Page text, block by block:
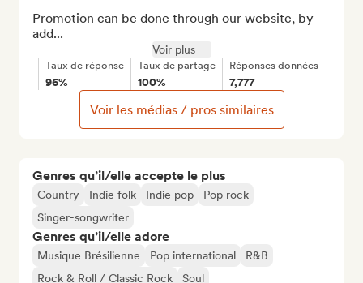
Genres qu’il/elle accepte le plus
Country Indie folk Indie pop
Pop rock
Singer-songwriter
Genres qu’il/elle adore
Musique Brésilienne Pop international
R&B
Rock & Roll / Classic Rock
Soul
Promotion can be done through our website, by
add...
Voir plus
Taux de réponse
96%
Taux de partage
100%
Réponses données
7,777
Voir les médias / pros similaires